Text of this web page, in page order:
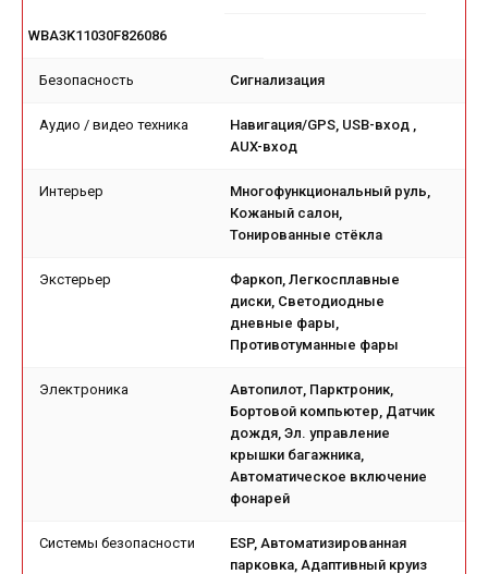
WBA3K11030F826086
Безопасность Сигнализация
Аудио / видео техника
Навигация/GPS, USB-вход ,
AUX-вход
Интерьер
Многофункциональный руль,
Кожаный салон,
Тонированные стёкла
Экстерьер
Фаркоп, Легкосплавные
диски, Светодиодные
дневные фары,
Противотуманные фары
Электроника
Автопилот, Парктроник,
Бортовой компьютер, Датчик
дождя, Эл. управление
крышки багажника,
Автоматическое включение
фонарей
Системы безопасности
ESP, Автоматизированная
парковка, Адаптивный круиз